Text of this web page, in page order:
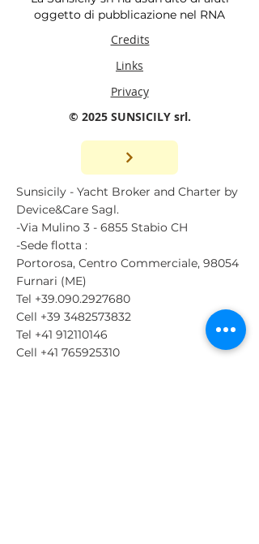
oggetto di pubblicazione nel RNA
Credits
Links
Privacy
© 2025 SUNSICILY srl.
Sunsicily - Yacht Broker and Charter by
Device&Care Sagl.
-Via Mulino 3 - 6855 Stabio CH
-Sede flotta :
Portorosa, Centro Commerciale, 98054
Furnari (ME)
Tel +39.090.2927680
Cell +39 3482573832
Tel +41 912110146
Cell +41 765925310